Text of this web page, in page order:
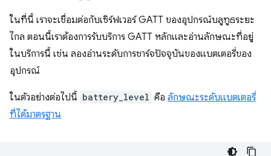
ในที่นี้ เราจะเชื่อมต่อกับเซิร์ฟเวอร์ GATT ของอุปกรณ์บลูทูธระยะ
ไกล ตอนนี้เราต้องการรับบริการ GATT หลักและอ่านลักษณะที่อยู่
ในบริการนี้ เช่น ลองอ่านระดับการชาร์จปัจจุบันของแบตเตอรี่ของ
อุปกรณ์
ในตัวอย่างต่อไปนี้ battery_level คือ ลักษณะระดับแบตเตอรี่
ที่ได้มาตรฐาน